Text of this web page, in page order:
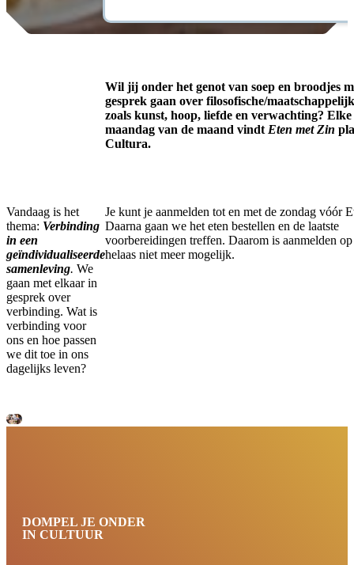
Wil jij onder het genot van soep en broodjes
gesprek gaan over filosofische/
zoals kunst, hoop, liefde en verwachting? Elke
maandag van de maand vindt Eten met Zin
Cultura.
Vandaag is het
thema: Verbinding
in een
geïndividualiseerde
samenleving. We
gaan met elkaar in
gesprek over
verbinding. Wat is
verbinding voor
ons en hoe passen
we dit toe in ons
dagelijks leven?
Je kunt je aanmelden tot en met de zondag vóór
Daarna gaan we het eten bestellen en de laatste
voorbereidingen treffen. Daarom is aanmelden
helaas niet meer mogelijk.
DOMPEL JE ONDER
IN CULTUUR